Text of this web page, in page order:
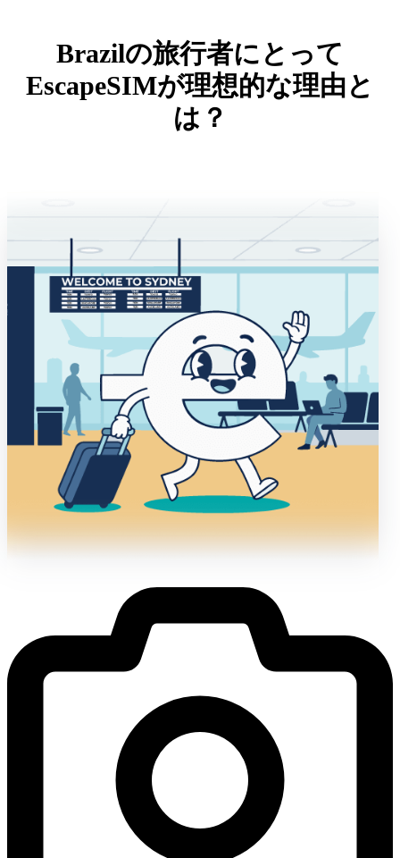
Brazilの旅行者にとって
EscapeSIMが理想的な理由と
は？